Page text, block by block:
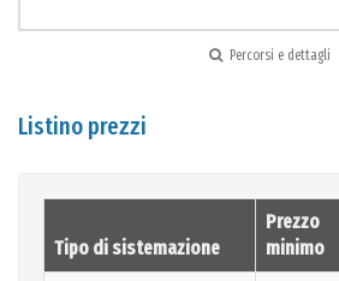
Percorsi e dettagli
Listino prezzi
Tipo di sistemazione
Prezzo
minimo